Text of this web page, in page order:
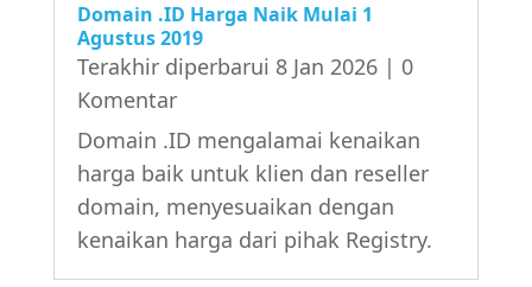
Domain .ID Harga Naik Mulai 1
Agustus 2019
Terakhir diperbarui 8 Jan 2026| 0
Komentar
Domain .ID mengalamai kenaikan
harga baik untuk klien dan reseller
domain, menyesuaikan dengan
kenaikan harga dari pihak Registry.